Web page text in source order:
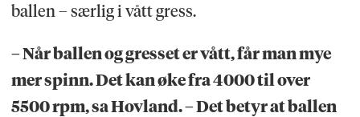
ballen – særlig i vått gress.
– Når ballen og gresset er vått, får man mye
mer spinn. Det kan øke fra 4000 til over
5500 rpm, sa Hovland. – Det betyr at ballen